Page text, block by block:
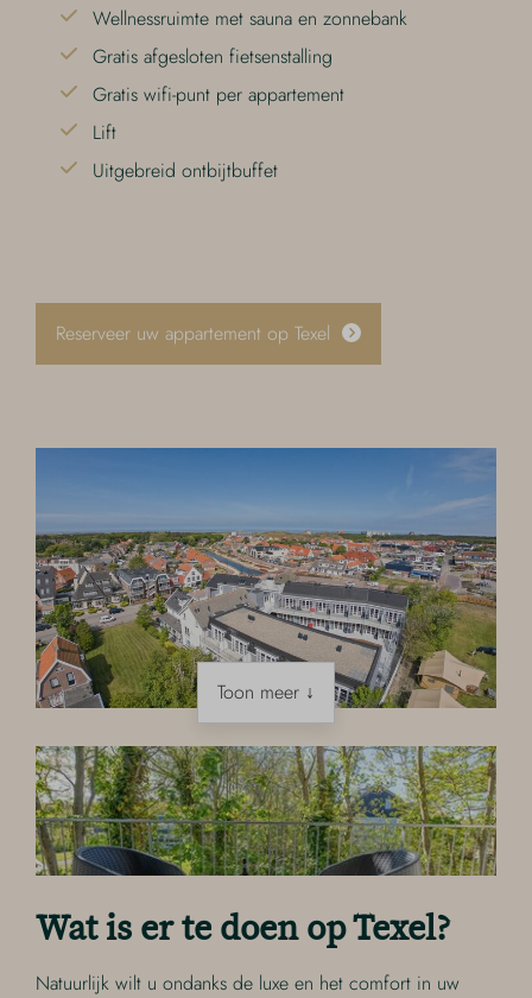
Wellnessruimte met sauna en zonnebank
Gratis afgesloten fietsenstalling
Gratis wifi-punt per appartement
Lift
Uitgebreid ontbijtbuffet
Reserveer uw appartement op Texel
Toon meer ↓
Wat is er te doen op Texel?
Natuurlijk wilt u ondanks de luxe en het comfort in uw